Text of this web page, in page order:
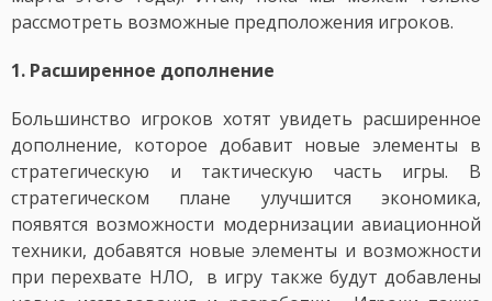
рассмотреть возможные предположения игроков.
1. Расширенное дополнение
Большинство игроков хотят увидеть расширенное
дополнение, которое добавит новые элементы в
стратегическую и тактическую часть игры. В
стратегическом плане улучшится экономика,
появятся возможности модернизации авиационной
техники, добавятся новые элементы и возможности
при перехвате НЛО, в игру также будут добавлены